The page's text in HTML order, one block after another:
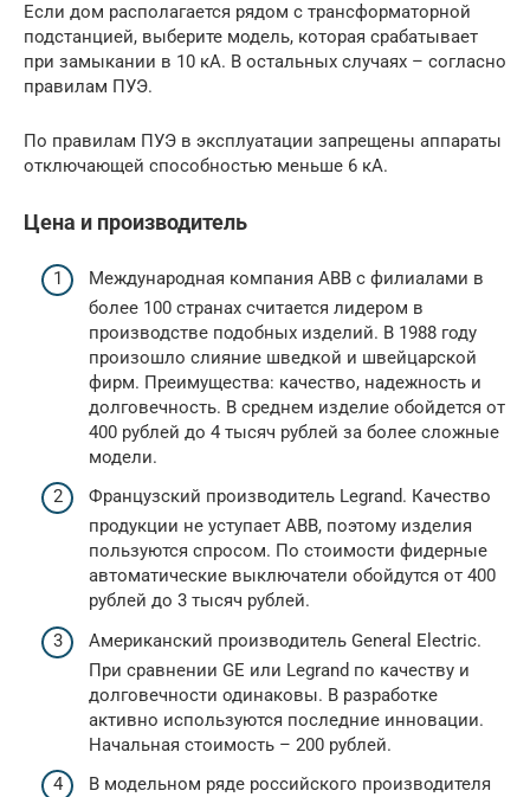
Если дом располагается рядом с трансформаторной
подстанцией, выберите модель, которая срабатывает
при замыкании в 10 кА. В остальных случаях – согласно
правилам ПУЭ.
По правилам ПУЭ в эксплуатации запрещены аппараты
отключающей способностью меньше 6 кА.
Цена и производитель
Международная компания ABB с филиалами в
более 100 странах считается лидером в
производстве подобных изделий. В 1988 году
произошло слияние шведкой и швейцарской
фирм. Преимущества: качество, надежность и
долговечность. В среднем изделие обойдется от
400 рублей до 4 тысяч рублей за более сложные
модели.
Французский производитель Legrand. Качество
продукции не уступает ABB, поэтому изделия
пользуются спросом. По стоимости фидерные
автоматические выключатели обойдутся от 400
рублей до 3 тысяч рублей.
Американский производитель General Electric.
При сравнении GE или Legrand по качеству и
долговечности одинаковы. В разработке
активно используются последние инновации.
Начальная стоимость – 200 рублей.
В модельном ряде российского производителя